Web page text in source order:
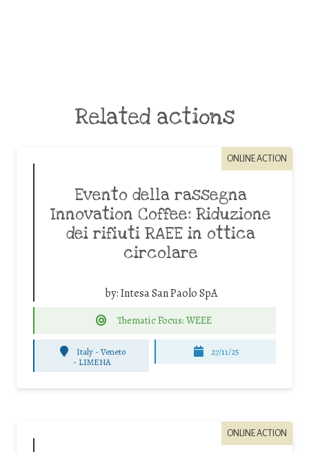
Related actions
ONLINE ACTION
Evento della rassegna
Innovation Coffee: Riduzione
dei rifiuti RAEE in ottica
circolare
by:Intesa San Paolo SpA
Thematic Focus: WEEE
Italy - Veneto
- LIMENA
27/11/25
ONLINE ACTION